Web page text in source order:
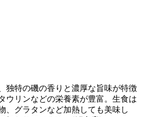
独特の磯の香りと濃厚な旨味が特徴
ウリンなどの栄養素が豊富。生食は
、グラタンなど加熱しても美味し